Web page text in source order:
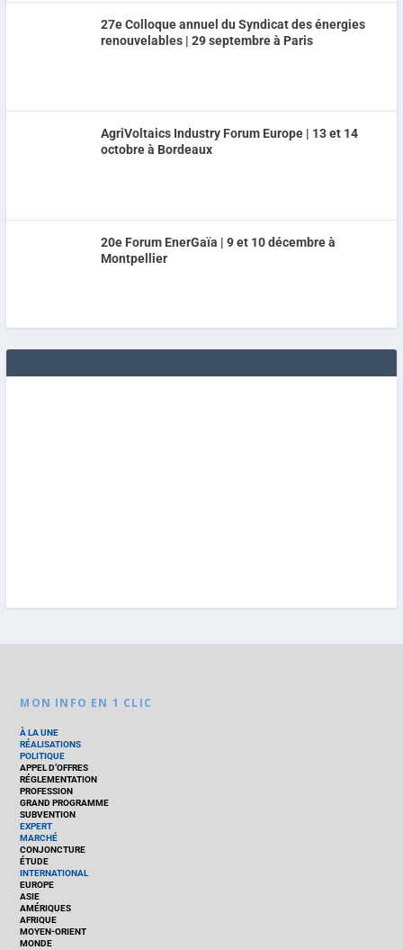
27e Colloque annuel du Syndicat des énergies
renouvelables | 29 septembre à Paris
AgriVoltaics Industry Forum Europe | 13 et 14
octobre à Bordeaux
20e Forum EnerGaïa | 9 et 10 décembre à
Montpellier
MON INFO EN 1 CLIC
À LA UNE
RÉALISATIONS
POLITIQUE
APPEL D’OFFRES
RÉGLEMENTATION
PROFESSION
GRAND PROGRAMME
SUBVENTION
EXPERT
MARCHÉ
CONJONCTURE
ÉTUDE
INTERNATIONAL
EUROPE
ASIE
AMÉRIQUES
AFRIQUE
MOYEN-ORIENT
MONDE